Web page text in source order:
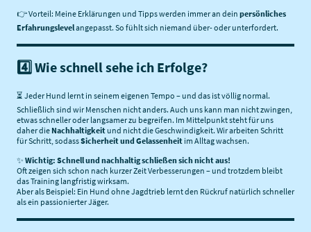
👉 Vorteil: Meine Erklärungen und Tipps werden immer an dein persönliches
Erfahrungslevelangepasst. So fühlt sich niemand über- oder unterfordert.
4️⃣ Wie schnell sehe ich Erfolge?
⏳ Jeder Hund lernt in seinem eigenen Tempo – und das ist völlig normal.
Schließlich sind wir Menschen nicht anders. Auch uns kann man nicht zwingen,
etwas schneller oder langsamer zu begreifen. Im Mittelpunkt steht für uns
daher die Nachhaltigkeit und nicht die Geschwindigkeit. Wir arbeiten Schritt
für Schritt, sodassSicherheit und Gelassenheit im Alltag wachsen.
✨ Wichtig: Schnell und nachhaltig schließen sich nicht aus!
Oft zeigen sich schon nach kurzer Zeit Verbesserungen – und trotzdem bleibt
das Training langfristig wirksam.
Aber als Beispiel: Ein Hund ohne Jagdtrieb lernt den Rückruf natürlich schneller
als ein passionierter Jäger.